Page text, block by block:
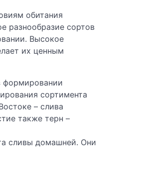
обитания
разнообразие сортов
Высокое
их ценным
формировании
сортимента
– слива
также терн –
сливы домашней. Они